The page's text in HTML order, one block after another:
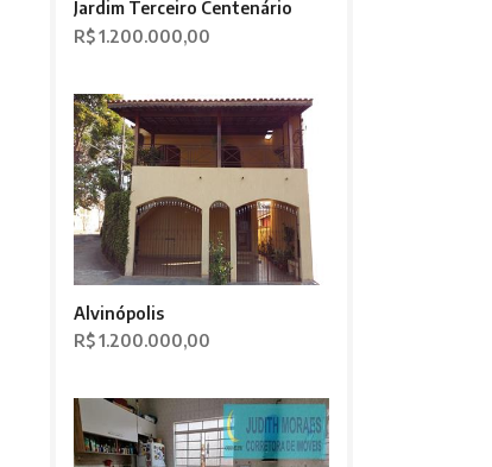
Jardim Terceiro Centenário
R$ 1.200.000,00
Alvinópolis
R$ 1.200.000,00